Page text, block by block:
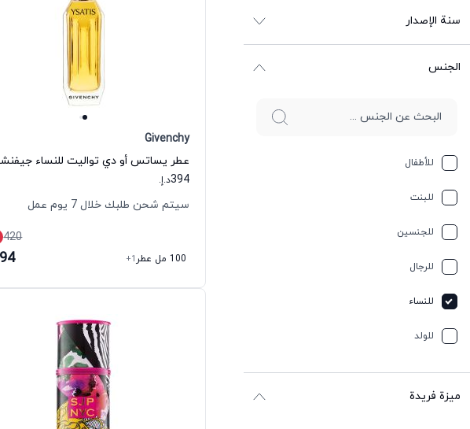
سنة الإصدار
الجنس
للأطفال
للبنت
للجنسين
للرجال
للنساء
للولد
ميزة فريدة
Givenchy
عطر يساتس أو دي تواليت للنساء
394د.إ.
سيتم شحن طلبك خلال 7 يوم عمل
420
100 مل عطر
+1